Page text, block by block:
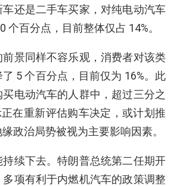
还是二手车买家，对纯电动汽车
个百分点，目前整体仅占 14%。
景同样不容乐观，消费者对该类
5 个百分点，目前仅为 16%。此
电动汽车的人群中，超过三分之
在重新评估购车决定，或计划推
政治局势被视为主要影响因素。
续下去。特朗普总统第二任期开
项有利于内燃机汽车的政策调整